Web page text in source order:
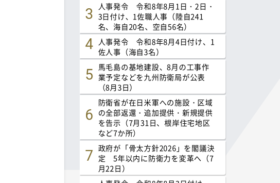
人事発令 令和8年8月1日・2日・
3日付け、1佐職人事（陸自241
名、海自20名、空自56名）
人事発令 令和8年8月4日付け、1
佐人事（海自3名）
馬毛島の基地建設、8月の工事作
業予定などを九州防衛局が公表
（8月3日）
防衛省が在日米軍への施設・区域
の全部返還・追加提供・新規提供
を告示（7月31日、根岸住宅地区
など7か所）
政府が「骨太方針2026」を閣議決
定 5年以内に防衛力を変革へ（7
月22日）